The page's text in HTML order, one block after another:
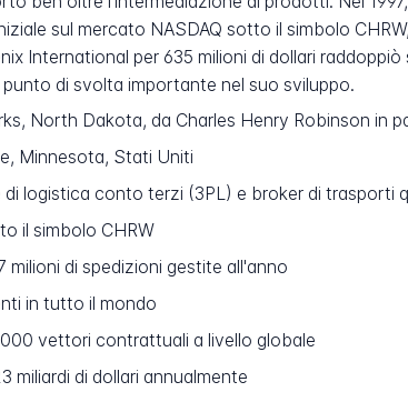
sul mercato NASDAQ sotto il simbolo
International per 635 milioni di dollari
di svolta importante nel suo sviluppo.
North Dakota, da Charles Henry Robinson in
Minnesota, Stati Uniti
di logistica conto terzi (3PL) e broker di trasporti
il simbolo CHRW
milioni di spedizioni gestite all'anno
in tutto il mondo
vettori contrattuali a livello globale
miliardi di dollari annualmente